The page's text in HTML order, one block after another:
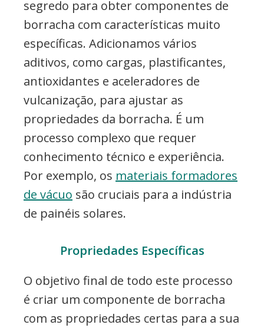
segredo para obter componentes de
borracha com características muito
específicas. Adicionamos vários
aditivos, como cargas, plastificantes,
antioxidantes e aceleradores de
vulcanização, para ajustar as
propriedades da borracha. É um
processo complexo que requer
conhecimento técnico e experiência.
Por exemplo, os materiais formadores
de vácuo são cruciais para a indústria
de painéis solares.
Propriedades Específicas
O objetivo final de todo este processo
é criar um componente de borracha
com as propriedades certas para a sua